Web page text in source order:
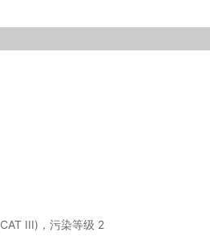
III)，污染等级 2